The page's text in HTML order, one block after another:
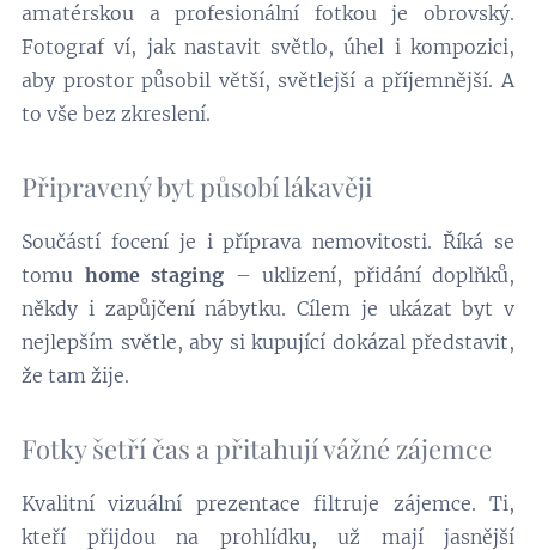
amatérskou a profesionální fotkou je obrovský.
Fotograf ví, jak nastavit světlo, úhel i kompozici,
aby prostor působil větší, světlejší a příjemnější. A
to vše bez zkreslení.
Připravený byt působí lákavěji
Součástí focení je i příprava nemovitosti. Říká se
tomu home staging – uklizení, přidání doplňků,
někdy i zapůjčení nábytku. Cílem je ukázat byt v
nejlepším světle, aby si kupující dokázal představit,
že tam žije.
Fotky šetří čas a přitahují vážné zájemce
Kvalitní vizuální prezentace filtruje zájemce. Ti,
kteří přijdou na prohlídku, už mají jasnější